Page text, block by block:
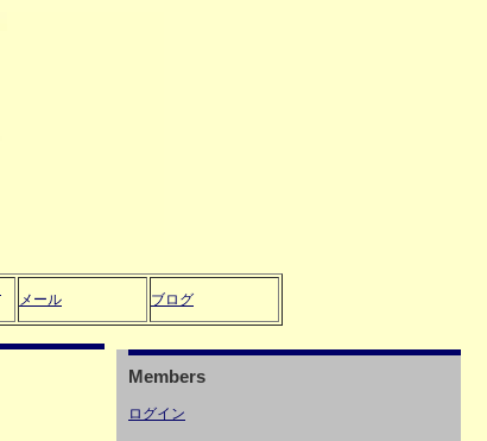
メール ブログ
Members
ログイン